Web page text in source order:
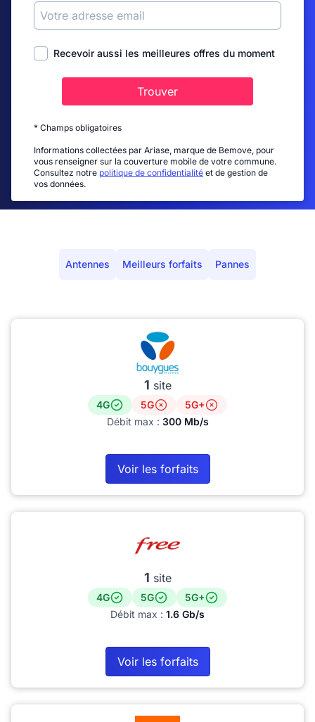
Recevoir aussi les meilleures offres du moment
Trouver
* Champs obligatoires
Informations collectées par Ariase, marque de Bemove, pour
vous renseigner sur la couverture mobile de votre commune.
Consultez notre politique de confidentialité et de gestion de
vos données.
Antennes Meilleurs forfaits Pannes
1 site
4G 5G
5G+
Débit max : 300 Mb/s
Voir les forfaits
1 site
4G 5G
5G+
Débit max : 1.6 Gb/s
Voir les forfaits